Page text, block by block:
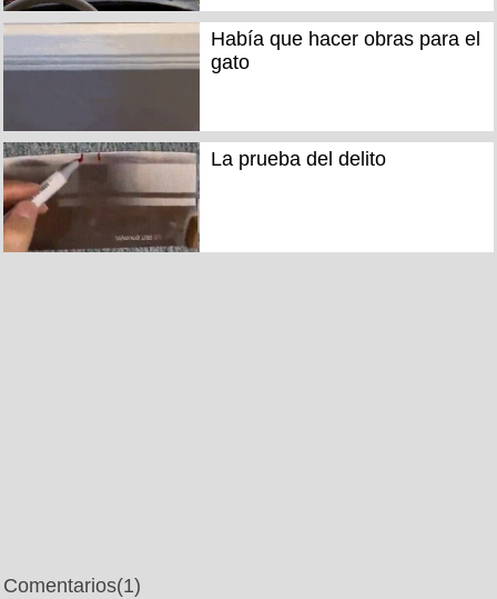
Había que hacer obras para el
gato
La prueba del delito
Comentarios(1)